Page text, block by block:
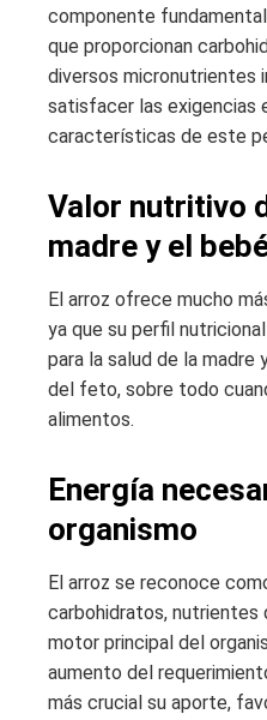
componente
que proporcionan
diversos micronutrientes
satisfacer las exigencias
características de este
Valor nutritivo
madre y el
El arroz ofrece mucho
ya que su perfil
para la salud de la
del feto, sobre todo
alimentos.
Energía
organismo
El arroz se reconoce
carbohidratos, nutrientes
motor principal del
aumento del
más crucial su aporte,